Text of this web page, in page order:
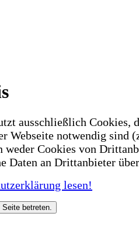
ausschließlich Cookies,
Webseite notwendig sind
weder Cookies von
Daten an Drittanbieter
lesen!
betreten.